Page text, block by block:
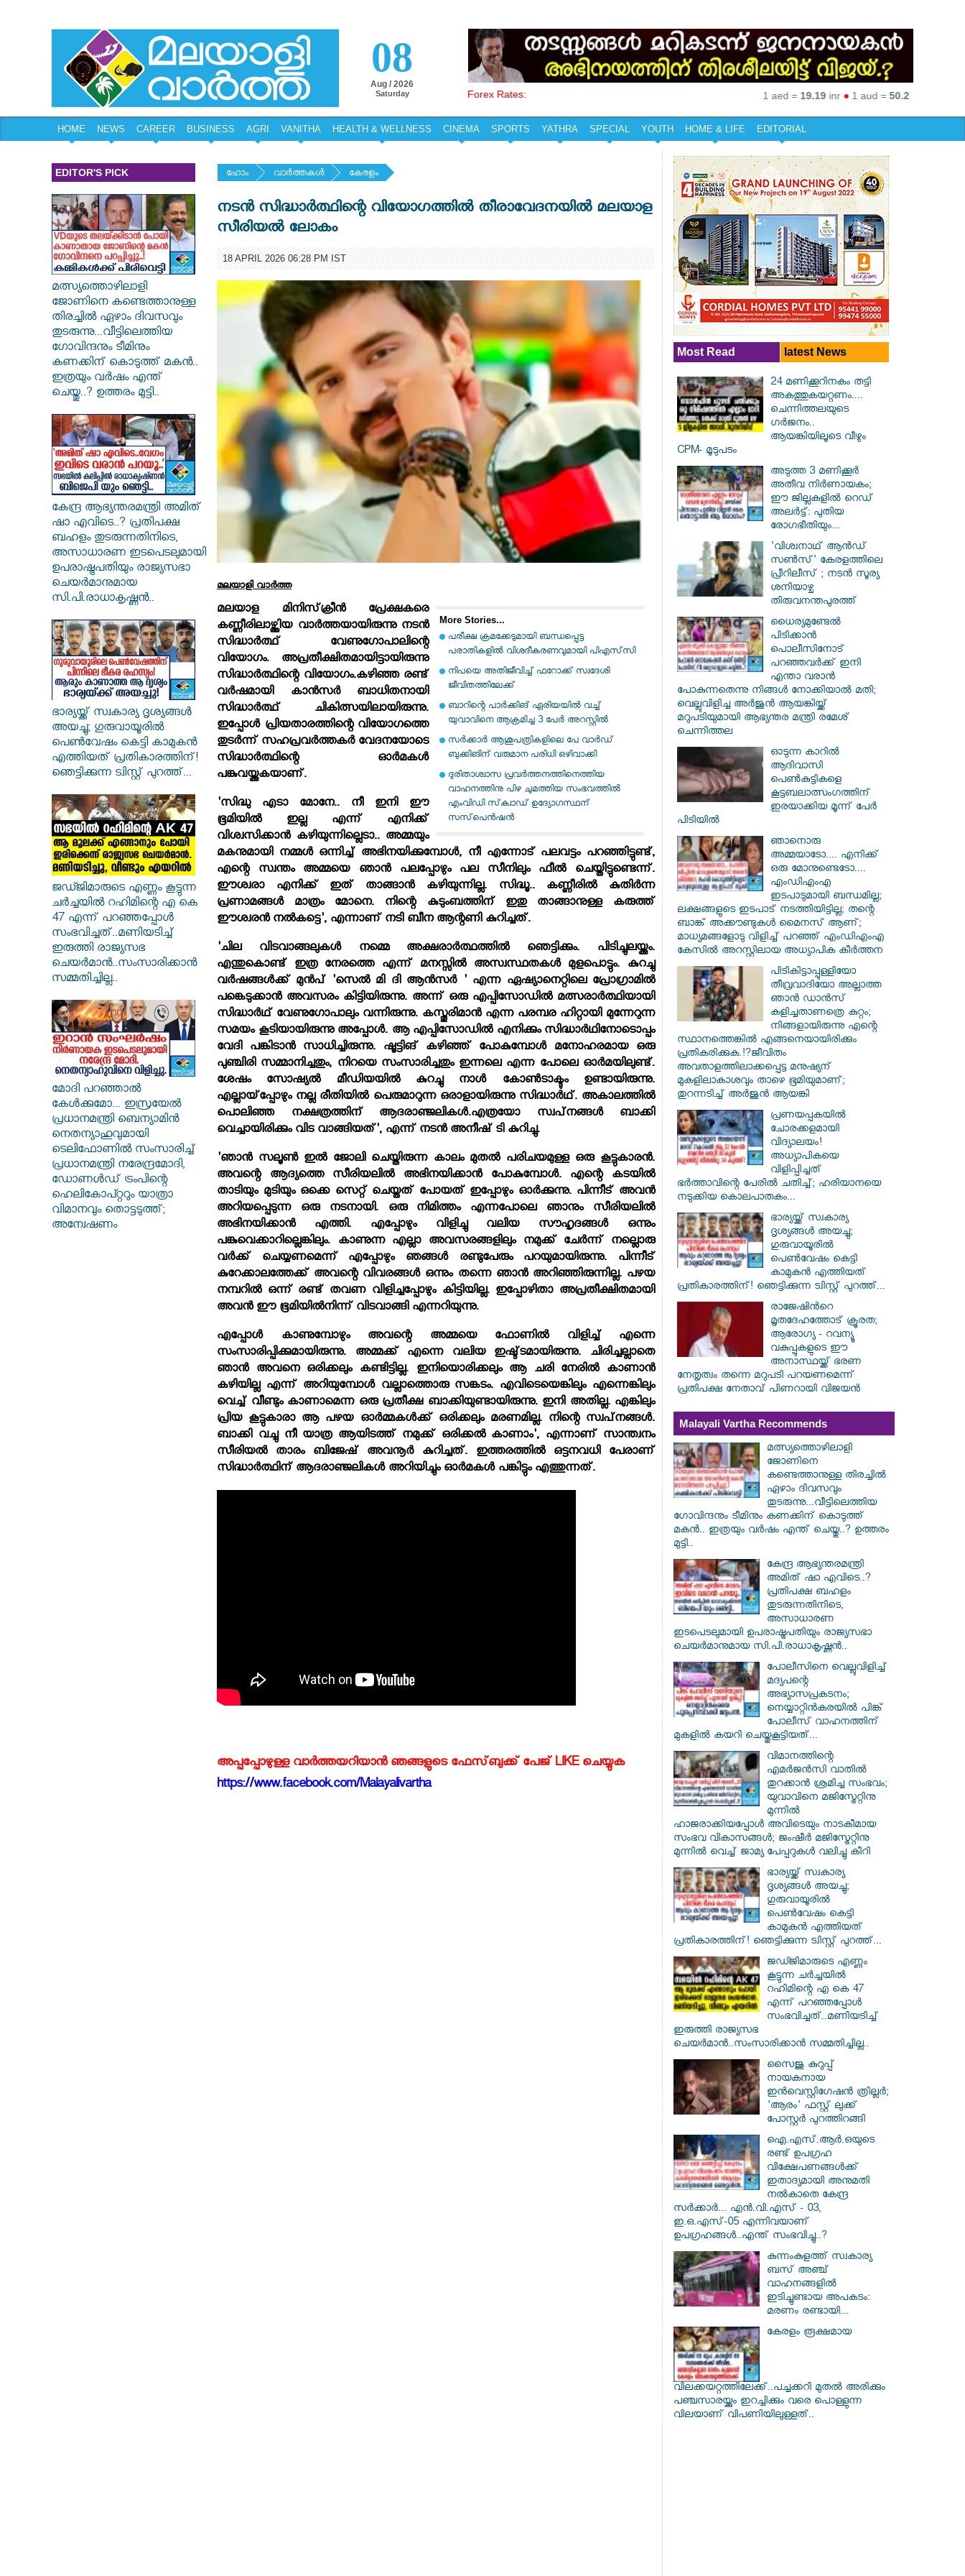
08
Aug / 2026
Saturday Forex Rates: 1 aed =19.19inr● 1 aud =50.27inr
HOME NEWS CAREER BUSINESS AGRI VANITHA HEALTH & WELLNESS CINEMA SPORTS YATHRA SPECIAL YOUTH HOME & LIFE EDITORIAL
EDITOR'S PICK
മത്സ്യത്തൊഴിലാളി
ജോണിനെ കണ്ടെത്താനുള്ള
തിരച്ചിൽ ഏഴാം ദിവസവും
തുടരുന്നു...വീട്ടിലെത്തിയ
ഗോവിന്ദനും ടീമിനും
കണക്കിന് കൊടുത്ത് മകൻ..
ഇത്രയും വർഷം എന്ത്
ചെയ്തു..? ഉത്തരം മുട്ടി..
കേന്ദ്ര ആഭ്യന്തരമന്ത്രി അമിത്
ഷാ എവിടെ..? പ്രതിപക്ഷ
ബഹളം തുടരുന്നതിനിടെ,
അസാധാരണ ഇടപെടലുമായി
ഉപരാഷ്ട്രപതിയും രാജ്യസഭാ
ചെയർമാനുമായ
സി.പി.രാധാകൃഷ്ണൻ..
ഭാര്യയ്ക്ക് സ്വകാര്യ ദൃശ്യങ്ങൾ
അയച്ചു; ഗുരുവായൂരിൽ
പെൺവേഷം കെട്ടി കാമുകൻ
എത്തിയത് പ്രതികാരത്തിന്!
ഞെട്ടിക്കുന്ന ട്വിസ്റ്റ് പുറത്ത്...
ജഡ്ജിമാരുടെ എണ്ണം കൂട്ടുന്ന
ചർച്ചയിൽ റഹിമിന്റെ എ കെ
47 എന്ന് പറഞ്ഞപ്പോൾ
സംഭവിച്ചത്..മണിയടിച്ച്
ഇരുത്തി രാജ്യസഭ
ചെയർമാൻ..സംസാരിക്കാൻ
സമ്മതിച്ചില്ല..
മോദി പറഞ്ഞാൽ
കേൾക്കുമോ... ഇസ്രയേൽ
പ്രധാനമന്ത്രി ബെന്യാമിൻ
നെതന്യാഹുവുമായി
ടെലിഫോണിൽ സംസാരിച്ച്
പ്രധാനമന്ത്രി നരേന്ദ്രമോദി,
ഡോണൾഡ് ട്രംപിന്റെ
ഹെലികോപ്റ്ററും യാത്രാ
വിമാനവും തൊട്ടടുത്ത്;
അന്വേഷണം
ഹോം വാര്‍ത്തകള്‍ കേരളം
നടന്‍ സിദ്ധാര്‍ത്ഥിന്റെ വിയോഗത്തില്‍ തീരാവേദനയില്‍ മലയാള
സീരിയല്‍ ലോകം
18 APRIL 2026 06:28 PM IST
മലയാളി വാര്‍ത്ത
More Stories...
പരീക്ഷ ക്രമക്കേടുമായി ബന്ധപ്പെട്ട
പരാതികളില്‍ വിശദീകരണവുമായി പിഎസ്‌സി
നിപയെ അതിജീവിച്ച് ഫറോക്ക് സ്വദേശി
ജീവിതത്തിലേക്ക്
ബാറിന്റെ പാര്‍ക്കിങ് ഏരിയയില്‍ വച്ച്
യുവാവിനെ ആക്രമിച്ച 3 പേര്‍ അറസ്റ്റില്‍
സര്‍ക്കാര്‍ ആശുപത്രികളിലെ പേ വാര്‍ഡ്
ബുക്കിങിന് വരുമാന പരിധി ഒഴിവാക്കി
ദുരിതാശ്വാസ പ്രവര്‍ത്തനത്തിനെത്തിയ
വാഹനത്തിനു പിഴ ചുമത്തിയ സംഭവത്തില്‍
എംവിഡി സ്‌ക്വാഡ് ഉദ്യോഗസ്ഥന്
സസ്‌പെന്‍ഷന്‍
മലയാള മിനിസ്‌ക്രീന്‍ പ്രേക്ഷകരെ
കണ്ണീരിലാഴ്ത്തിയ വാര്‍ത്തയായിരുന്നു നടന്‍
സിദ്ധാര്‍ത്ഥ് വേണുഗോപാലിന്റെ
വിയോഗം. അപ്രതീക്ഷിതമായിട്ടായിരുന്നു
സിദ്ധാര്‍ത്ഥിന്റെ വിയോഗം.കഴിഞ്ഞ രണ്ട്
വര്‍ഷമായി കാന്‍സര്‍ ബാധിതനായി
സിദ്ധാര്‍ത്ഥ് ചികിത്സയിലായിരുന്നു.
ഇപ്പോള്‍ പ്രിയതാരത്തിന്റെ വിയോഗത്തെ
തുടര്‍ന്ന് സഹപ്രവര്‍ത്തകര്‍ വേദനയോടെ
സിദ്ധാര്‍ത്ഥിന്റെ ഓര്‍മകള്‍
പങ്കുവയ്ക്കുകയാണ്.
'സിദ്ധു എടാ മോനേ.. നീ ഇനി ഈ
ഭൂമിയില്‍ ഇല്ല എന്ന് എനിക്ക്
വിശ്വസിക്കാന്‍ കഴിയുന്നില്ലെടാ.. അമ്മയും
മകനുമായി നമ്മള്‍ ഒന്നിച്ച് അഭിനയിക്കുമ്പോള്‍, നീ എന്നോട് പലവട്ടം പറഞ്ഞിട്ടുണ്ട്,
എന്റെ സ്വന്തം അമ്മയെ ഞാന്‍ പലപ്പോഴും പല സീനിലും ഫീല്‍ ചെയ്തിട്ടുണ്ടെന്ന്.
ഈശ്വരാ എനിക്ക് ഇത് താങ്ങാന്‍ കഴിയുന്നില്ല. സിദ്ധൂ.. കണ്ണീരില്‍ കുതിര്‍ന്ന
പ്രണാമങ്ങള്‍ മാത്രം മോനെ. നിന്റെ കുടുംബത്തിന് ഇതു താങ്ങാനുള്ള കരുത്ത്
ഈശ്വരന്‍ നല്‍കട്ടെ', എന്നാണ് നടി ബീന ആന്റണി കുറിച്ചത്.
'ചില വിടവാങ്ങലുകള്‍ നമ്മെ അക്ഷരാര്‍ത്ഥത്തില്‍ ഞെട്ടിക്കും. പിടിച്ചുലയ്ക്കും.
എന്തുകൊണ്ട് ഇത്ര നേരത്തെ എന്ന് മനസ്സില്‍ അസ്വസ്ഥതകള്‍ മുളപൊട്ടും. കുറച്ചു
വര്‍ഷങ്ങള്‍ക്ക് മുന്‍പ് 'സെല്‍ മി ദി ആന്‍സര്‍ ' എന്ന ഏഷ്യാനെറ്റിലെ പ്രോഗ്രാമില്‍
പങ്കെടുക്കാന്‍ അവസരം കിട്ടിയിരുന്നു. അന്ന് ഒരു എപ്പിസോഡില്‍ മത്സരാര്‍ത്ഥിയായി
സിദ്ധാര്‍ഥ് വേണുഗോപാലും വന്നിരുന്നു. കസ്തൂരിമാന്‍ എന്ന പരമ്പര ഹിറ്റായി മുന്നേറുന്ന
സമയം കൂടിയായിരുന്നു അപ്പോള്‍. ആ എപ്പിസോഡില്‍ എനിക്കും സിദ്ധാര്‍ഥിനോടൊപ്പം
വേദി പങ്കിടാന്‍ സാധിച്ചിരുന്നു. ഷൂട്ടിങ് കഴിഞ്ഞ് പോകുമ്പോള്‍ മനോഹരമായ ഒരു
പുഞ്ചിരി സമ്മാനിച്ചതും, നിറയെ സംസാരിച്ചതും ഇന്നലെ എന്ന പോലെ ഓര്‍മയിലുണ്ട്.
ശേഷം സോഷ്യല്‍ മീഡിയയില്‍ കുറച്ചു നാള്‍ കോണ്‍ടാക്ടും ഉണ്ടായിരുന്നു.
എല്ലായ്‌പ്പോഴും നല്ല രീതിയില്‍ പെരുമാറുന്ന ഒരാളായിരുന്നു സിദ്ധാര്‍ഥ്. അകാലത്തില്‍
പൊലിഞ്ഞ നക്ഷത്രത്തിന് ആദരാഞ്ജലികള്‍.എത്രയോ സ്വപ്‌നങ്ങള്‍ ബാക്കി
വെച്ചായിരിക്കും വിട വാങ്ങിയത്', എന്ന് നടന്‍ അനീഷ് ടി കുറിച്ചു.
'ഞാന്‍ സലൂണ്‍ ഇല്‍ ജോലി ചെയ്തിരുന്ന കാലം മുതല്‍ പരിചയമുള്ള ഒരു കൂട്ടുകാരന്‍.
അവന്റെ ആദ്യത്തെ സീരിയലില്‍ അഭിനയിക്കാന്‍ പോകുമ്പോള്‍. എന്റെ കടയില്‍
താടിയും മുടിയും ഒക്കെ സെറ്റ് ചെയ്തത് പോയത് ഇപ്പോഴും ഓര്‍ക്കുന്നു. പിന്നീട് അവന്‍
അറിയപ്പെടുന്ന ഒരു നടനായി. ഒരു നിമിത്തം എന്നപോലെ ഞാനും സീരിയലില്‍
അഭിനയിക്കാന്‍ എത്തി. എപ്പോഴും വിളിച്ചു വലിയ സൗഹൃദങ്ങള്‍ ഒന്നും
പങ്കുവെക്കാറില്ലെങ്കിലും. കാണുന്ന എല്ലാ അവസരങ്ങളിലും നമുക്ക് ചേര്‍ന്ന് നല്ലൊരു
വര്‍ക്ക് ചെയ്യണമെന്ന് എപ്പോഴും ഞങ്ങള്‍ രണ്ടുപേരും പറയുമായിരുന്നു. പിന്നീട്
കുറേക്കാലത്തേക്ക് അവന്റെ വിവരങ്ങള്‍ ഒന്നും തന്നെ ഞാന്‍ അറിഞ്ഞിരുന്നില്ല. പഴയ
നമ്പറില്‍ ഒന്ന് രണ്ട് തവണ വിളിച്ചപ്പോഴും കിട്ടിയില്ല. ഇപ്പോഴിതാ അപ്രതീക്ഷിതമായി
അവന്‍ ഈ ഭൂമിയില്‍നിന്ന് വിടവാങ്ങി എന്നറിയുന്നു.
എപ്പോള്‍ കാണുമ്പോഴും അവന്റെ അമ്മയെ ഫോണില്‍ വിളിച്ച് എന്നെ
സംസാരിപ്പിക്കുമായിരുന്നു. അമ്മക്ക് എന്നെ വലിയ ഇഷ്ട്ടമായിരുന്നു. ചിരിച്ചല്ലാതെ
ഞാന്‍ അവനെ ഒരിക്കലും കണ്ടിട്ടില്ല. ഇനിയൊരിക്കലും ആ ചരി നേരില്‍ കാണാന്‍
കഴിയില്ല എന്ന് അറിയുമ്പോള്‍ വല്ലാത്തൊരു സങ്കടം. എവിടെയെങ്കിലും എന്നെങ്കിലും
വെച്ച് വീണ്ടും കാണാമെന്ന ഒരു പ്രതീക്ഷ ബാക്കിയുണ്ടായിരുന്നു. ഇനി അതില്ല. എങ്കിലും
പ്രിയ കൂട്ടുകാരാ ആ പഴയ ഓര്‍മ്മകള്‍ക്ക് ഒരിക്കലും മരണമില്ല. നിന്റെ സ്വപ്‌നങ്ങള്‍.
ബാക്കി വച്ചു നീ യാത്ര ആയിടത്ത് നമുക്ക് ഒരിക്കല്‍ കാണാം', എന്നാണ് സാന്ത്വനം
സീരിയല്‍ താരം ബിജേഷ് അവനൂര്‍ കുറിച്ചത്. ഇത്തരത്തില്‍ ഒട്ടനവധി പേരാണ്
സിദ്ധാര്‍ത്ഥിന് ആദരാഞ്ജലികള്‍ അറിയിച്ചും ഓര്‍മകള്‍ പങ്കിട്ടും എത്തുന്നത്.
അപ്പപ്പോഴുള്ള വാര്‍ത്തയറിയാന്‍ ഞങ്ങളുടെ ഫേസ്‌ബുക്ക്‌ പേജ് LIKE ചെയ്യുക
https://www.facebook.com/Malayalivartha
Most Read latest News
24 മണിക്കൂറിനകം തട്ടി
അകത്തുകയറ്റണം....
ചെന്നിത്തലയുടെ
ഗർജനം..
ആയങ്കിയിലൂടെ വീഴും
CPM- മൂടുപടം
അടുത്ത 3 മണിക്കൂർ
അതീവ നിർണായകം;
ഈ ജില്ലകളിൽ റെഡ്
അലർട്ട്: പുതിയ
രോഗഭീതിയും...
'വിശ്വനാഥ് ആന്‍ഡ്
സണ്‍സ്' കേരളത്തിലെ
പ്രീറിലീസ് ; നടന്‍ സൂര്യ
ശനിയാഴ്ച
തിരുവനന്തപുരത്ത്
ധൈര്യമുണ്ടേൽ
പിടിക്കാൻ
പൊലീസിനോട്
പറഞ്ഞവർക്ക് ഇനി
എന്താ വരാൻ
പോകുന്നതെന്നു നിങ്ങൾ നോക്കിയാൽ മതി;
വെല്ലുവിളിച്ച അർജുൻ ആയങ്കിയ്ക്ക്
മറുപടിയുമായി ആഭ്യന്തര മന്ത്രി രമേശ്
ചെന്നിത്തല
ഓടുന്ന കാറില്‍
ആദിവാസി
പെണ്‍കുട്ടികളെ
കൂട്ടബലാത്സംഗത്തിന്
ഇരയാക്കിയ മൂന്ന് പേര്‍
പിടിയില്‍
ഞാനൊരു
അമ്മയാടോ.... എനിക്ക്
ഒരു മോനുണ്ടെടോ....
എംഡിഎംഎ
ഇടപാടുമായി ബന്ധമില്ല;
ലക്ഷങ്ങളുടെ ഇടപാട് നടത്തിയിട്ടില്ല; തന്റെ
ബാങ്ക് അക്കൗണ്ടുകൾ മൈനസ് ആണ്;
മാധ്യമങ്ങളോടു വിളിച്ച് പറഞ്ഞ് എംഡിഎംഎ
കേസിൽ അറസ്റ്റിലായ അധ്യാപിക കീർത്തന
പിടികിട്ടാപ്പുള്ളിയോ
തീവ്രവാദിയോ അല്ലാത്ത
ഞാൻ ഡാൻസ്
കളിച്ചതാണത്രെ കുറ്റം;
നിങ്ങളായിരുന്നു എന്റെ
സ്ഥാനത്തെങ്കിൽ എങ്ങനെയായിരിക്കും
പ്രതികരിക്കുക.!?ജീവിതം
അവതാളത്തിലാക്കപ്പെട്ട മനുഷ്യന്
മുകളിലാകാശവും താഴെ ഭൂമിയുമാണ്;
തുറന്നടിച്ച് അർജുൻ ആയങ്കി
പ്രണയപ്പകയിൽ
ചോരക്കളമായി
വിദ്യാലയം!
അധ്യാപികയെ
വിളിപ്പിച്ചത്
ഭർത്താവിന്റെ പേരിൽ ചതിച്ച്; ഹരിയാനയെ
നടുക്കിയ കൊലപാതകം...
ഭാര്യയ്ക്ക് സ്വകാര്യ
ദൃശ്യങ്ങൾ അയച്ചു;
ഗുരുവായൂരിൽ
പെൺവേഷം കെട്ടി
കാമുകൻ എത്തിയത്
പ്രതികാരത്തിന്! ഞെട്ടിക്കുന്ന ട്വിസ്റ്റ് പുറത്ത്...
രാജേഷിൻറെ
മൃതദേഹത്തോട് ക്രൂരത;
ആരോഗ്യ - റവന്യൂ
വകുപ്പുകളുടെ ഈ
അനാസ്ഥയ്ക്ക് ഭരണ
നേതൃത്വം തന്നെ മറുപടി പറയണമെന്ന്
പ്രതിപക്ഷ നേതാവ് പിണറായി വിജയൻ
Malayali Vartha Recommends
മത്സ്യത്തൊഴിലാളി
ജോണിനെ
കണ്ടെത്താനുള്ള തിരച്ചിൽ
ഏഴാം ദിവസവും
തുടരുന്നു...വീട്ടിലെത്തിയ
ഗോവിന്ദനും ടീമിനും കണക്കിന് കൊടുത്ത്
മകൻ.. ഇത്രയും വർഷം എന്ത് ചെയ്തു..? ഉത്തരം
മുട്ടി..
കേന്ദ്ര ആഭ്യന്തരമന്ത്രി
അമിത് ഷാ എവിടെ..?
പ്രതിപക്ഷ ബഹളം
തുടരുന്നതിനിടെ,
അസാധാരണ
ഇടപെടലുമായി ഉപരാഷ്ട്രപതിയും രാജ്യസഭാ
ചെയർമാനുമായ സി.പി.രാധാകൃഷ്ണൻ..
പോലീസിനെ വെല്ലുവിളിച്ച്
മദ്യപന്റെ
അഭ്യാസപ്രകടനം;
നെയ്യാറ്റിൻകരയിൽ പിങ്ക്
പോലീസ് വാഹനത്തിന്
മുകളിൽ കയറി ചെയ്തുകൂട്ടിയത്...
വിമാനത്തിന്റെ
എമർജൻസി വാതിൽ
തുറക്കാൻ ശ്രമിച്ച സംഭവം;
യുവാവിനെ മജിസ്ട്രേറ്റിനു
മുന്നിൽ
ഹാജരാക്കിയപ്പോൾ അവിടെയും നാടകീമായ
സംഭവ വികാസങ്ങൾ; ജംഷീർ മജിസ്ട്രേറ്റിനു
മുന്നിൽ വെച്ച് ജാമ്യ പേപ്പറുകൾ വലിച്ചു കീറി
ഭാര്യയ്ക്ക് സ്വകാര്യ
ദൃശ്യങ്ങൾ അയച്ചു;
ഗുരുവായൂരിൽ
പെൺവേഷം കെട്ടി
കാമുകൻ എത്തിയത്
പ്രതികാരത്തിന്! ഞെട്ടിക്കുന്ന ട്വിസ്റ്റ് പുറത്ത്...
ജഡ്ജിമാരുടെ എണ്ണം
കൂട്ടുന്ന ചർച്ചയിൽ
റഹിമിന്റെ എ കെ 47
എന്ന് പറഞ്ഞപ്പോൾ
സംഭവിച്ചത്..മണിയടിച്ച്
ഇരുത്തി രാജ്യസഭ
ചെയർമാൻ..സംസാരിക്കാൻ സമ്മതിച്ചില്ല..
സൈജു കുറുപ്പ്
നായകനായ
ഇൻവെസ്റ്റിഗേഷൻ ത്രില്ലർ;
'ആരം' ഫസ്റ്റ് ലുക്ക്
പോസ്റ്റർ പുറത്തിറങ്ങി
ഐ.എസ്.ആർ.ഒയുടെ
രണ്ട് ഉപഗ്രഹ
വിക്ഷേപണങ്ങൾക്ക്
ഇതാദ്യമായി അനുമതി
നൽകാതെ കേന്ദ്ര
സർക്കാർ... എൻ.വി.എസ് - 03,
ഇ.ഒ.എസ്-05 എന്നിവയാണ്
ഉപഗ്രഹങ്ങൾ..എന്ത് സംഭവിച്ചു..?
കുന്നംകുളത്ത് സ്വകാര്യ
ബസ് അഞ്ച്
വാഹനങ്ങളിൽ
ഇടിച്ചുണ്ടായ അപകടം:
മരണം രണ്ടായി...
കേരളം രൂക്ഷമായ
വിലക്കയറ്റത്തിലേക്ക്..പച്ചക്കറി മുതൽ അരിക്കും
പഞ്ചസാരയ്ക്കും ഇറച്ചിക്കും വരെ പൊള്ളുന്ന
വിലയാണ് വിപണിയിലുള്ളത്..